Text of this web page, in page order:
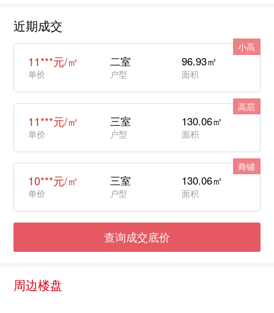
近期成交
小高
11***元/㎡
单价
二室
户型
96.93㎡
面积
高层
11***元/㎡
单价
三室
户型
130.06㎡
面积
商铺
10***元/㎡
单价
三室
户型
130.06㎡
面积
查询成交底价
周边楼盘